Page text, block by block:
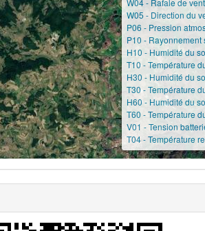
W04 - Rafale de
W05 - Direction du
P06 - Pression
P10 - Rayonnement
H10 - Humidité du
T10 - Température
H30 - Humidité du
T30 - Température
H60 - Humidité du
T60 - Température
V01 - Tension
T04 - Température